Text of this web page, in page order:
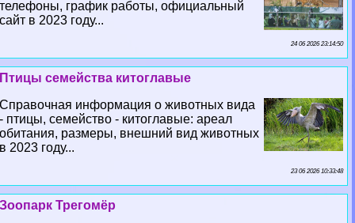
телефоны, график работы, официальный
сайт в 2023 году...
24 06 2026 23:14:50
Птицы семейства китоглавые
Справочная информация о животных вида
- птицы, семейство - китоглавые: ареал
обитания, размеры, внешний вид животных
в 2023 году...
23 06 2026 10:33:48
Зоопарк Трегомёр